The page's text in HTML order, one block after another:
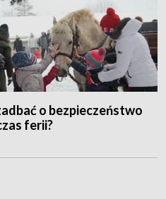
o bezpieczeństwo
ferii?